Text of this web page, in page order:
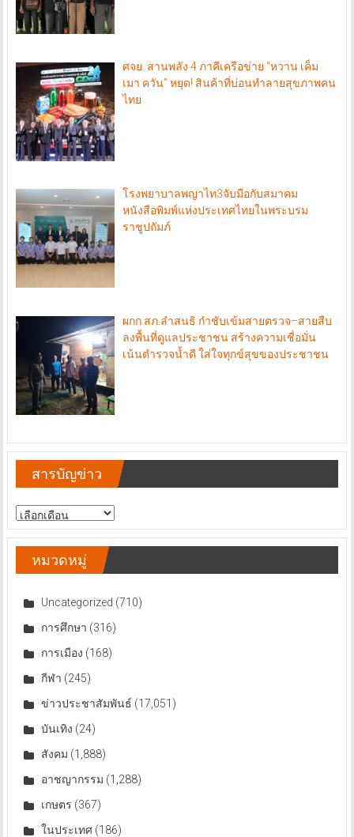
ศจย. สานพลัง 4 ภาคีเครือข่าย “หวาน เค็ม
เมา ควัน” หยุด! สินค้าที่บ่อนทำลายสุขภาพคน
ไทย
โรงพยาบาลพญาไท3จับมือกับสมาคม
หนังสือพิมพ์แห่งประเทศไทยในพระบรม
ราชูปถัมภ์
ผกก.สภ.ลำสนธิ กำชับเข้มสายตรวจ–สายสืบ
ลงพื้นที่ดูแลประชาชน สร้างความเชื่อมั่น
เน้นตำรวจน้ำดี ใส่ใจทุกข์สุขของประชาชน
สารบัญข่าว
สารบัญ
ข่าว
หมวดหมู่
Uncategorized (710)
การศึกษา (316)
การเมือง (168)
กีฬา (245)
ข่าวประชาสัมพันธ์ (17,051)
บันเทิง (24)
สังคม (1,888)
อาชญากรรม (1,288)
เกษตร (367)
ในประเทศ(186)